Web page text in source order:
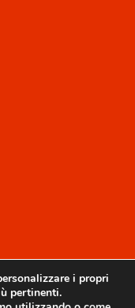
i propri
pertinenti.